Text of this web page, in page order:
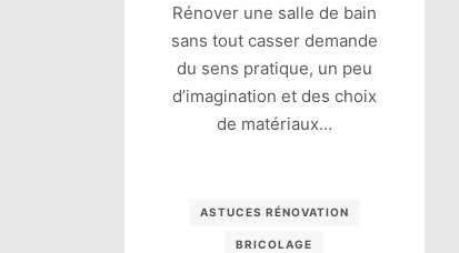
Rénover une salle de bain
sans tout casser demande
du sens pratique, un peu
d’imagination et des choix
de matériaux…
ASTUCES RÉNOVATION
BRICOLAGE